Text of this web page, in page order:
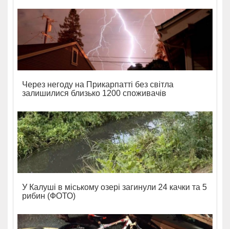
Через негоду на Прикарпатті без світла
залишилися близько 1200 споживачів
У Калуші в міському озері загинули 24 качки та 5
рибин (ФОТО)